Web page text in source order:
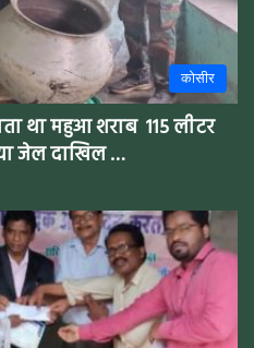
कोसीर
था महुआ शराब 115 लीटर
जेल दाखिल …